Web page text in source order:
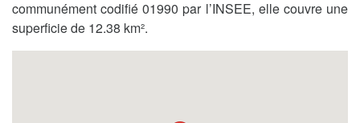
communément codifié 01990 par l’INSEE, elle couvre une
superficie de 12.38 km².